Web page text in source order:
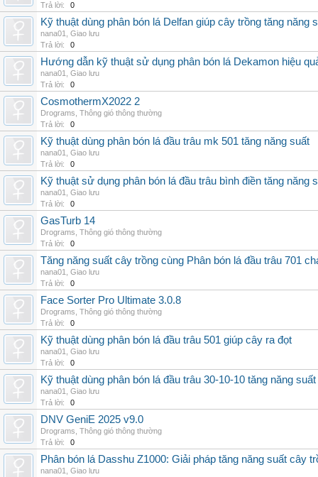
Trả lời:
0
Kỹ thuật dùng phân bón lá Delfan giúp cây trồng tăng năng
nana01
Giao lưu
Trả lời:
0
Hướng dẫn kỹ thuật sử dụng phân bón lá Dekamon hiệu
nana01
Giao lưu
Trả lời:
0
CosmothermX2022 2
Drograms Thông gió thông thường
Trả lời:
0
Kỹ thuật dùng phân bón lá đầu trâu mk 501 tăng năng suất
nana01
Giao lưu
Trả lời:
0
Kỹ thuật sử dụng phân bón lá đầu trâu bình điền tăng năng
nana01
Giao lưu
Trả lời:
0
GasTurb 14
Drograms Thông gió thông thường
Trả lời:
0
Tăng năng suất cây trồng cùng Phân bón lá đầu trâu 701
nana01
Giao lưu
Trả lời:
0
Face Sorter Pro Ultimate 3.0.8
Drograms Thông gió thông thường
Trả lời:
0
Kỹ thuật dùng phân bón lá đầu trâu 501 giúp cây ra đọt
nana01
Giao lưu
Trả lời:
0
Kỹ thuật dùng phân bón lá đầu trâu 30-10-10 tăng năng suất
nana01
Giao lưu
Trả lời:
0
DNV GeniE 2025 v9.0
Drograms Thông gió thông thường
Trả lời:
0
Phân bón lá Dasshu Z1000: Giải pháp tăng năng suất cây
nana01
Giao lưu